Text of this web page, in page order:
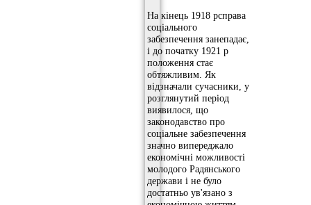
На кінець 1918 рсправа
соціального
забезпечення занепадає,
і до початку 1921 р
положення стає
обтяжливим. Як
відзначали сучасники, у
розглянутий період
виявилося, що
законодавство про
соціальне забезпечення
значно випереджало
економічні можливості
молодого Радянського
держави і не було
достатньо ув'язано з